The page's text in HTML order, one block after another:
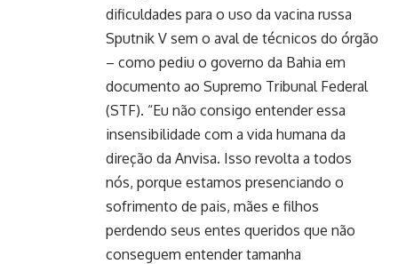
dificuldades para o uso da vacina russa
Sputnik V sem o aval de técnicos do órgão
– como pediu o governo da Bahia em
documento ao Supremo Tribunal Federal
(STF). “Eu não consigo entender essa
insensibilidade com a vida humana da
direção da Anvisa. Isso revolta a todos
nós, porque estamos presenciando o
sofrimento de pais, mães e filhos
perdendo seus entes queridos que não
conseguem entender tamanha